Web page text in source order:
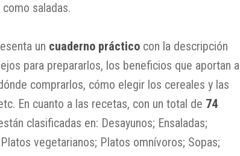
saladas.
un cuaderno práctico con la descripción
para prepararlos, los beneficios que aportan a
comprarlos, cómo elegir los cereales y las
En cuanto a las recetas, con un total de 74
clasificadas en: Desayunos; Ensaladas;
vegetarianos; Platos omnívoros; Sopas;